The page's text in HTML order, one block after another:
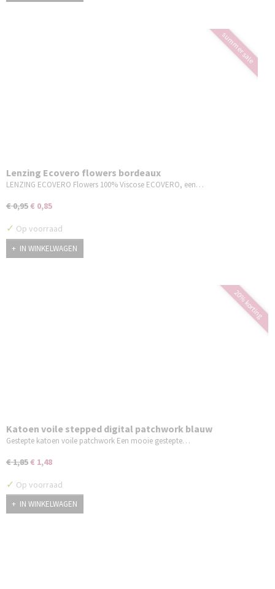
summer sale
Lenzing Ecovero flowers bordeaux
LENZING ECOVERO Flowers 100% Viscose ECOVERO, een…
€ 0,95€ 0,85
✓ Op voorraad
IN WINKELWAGEN
20% korting
Katoen voile stepped digital patchwork blauw
Gestepte katoen voile patchwork Een mooie gestepte…
€ 1,85€ 1,48
✓ Op voorraad
IN WINKELWAGEN